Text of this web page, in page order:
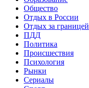
Общество
Отдых в России
Отдых за границей
ПДД
Политика
Происшествия
Психология
Рынки
Сериалы